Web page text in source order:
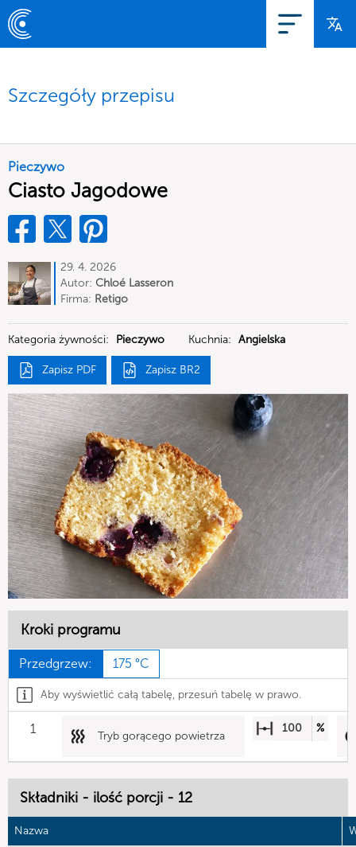
Szczegóły przepisu
Pieczywo
Ciasto Jagodowe
29. 4. 2026
Autor: Chloé Lasseron
Firma: Retigo
Kategoria żywności: Pieczywo Kuchnia: Angielska
Zapisz PDF Zapisz BR2
Kroki programu
Przedgrzew: 175 °C
Aby wyświetlić całą tabelę, przesuń tabelę w prawo.
1 Tryb gorącego powietrza
100 %
Składniki - ilość porcji - 12
Nazwa